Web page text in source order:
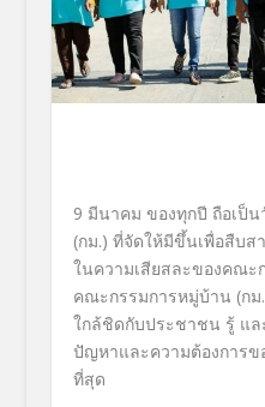
9 มีนาคม ของทุกปี ถือเป็
(กม.) ที่จัดให้มีขึ้นเพื่อสืบส
ในความเสียสละของคณะ
คณะกรรมการหมู่บ้าน (ก
ใกล้ชิดกับประชาชน รู้ แ
ปัญหาและความต้องการ
ที่สุด